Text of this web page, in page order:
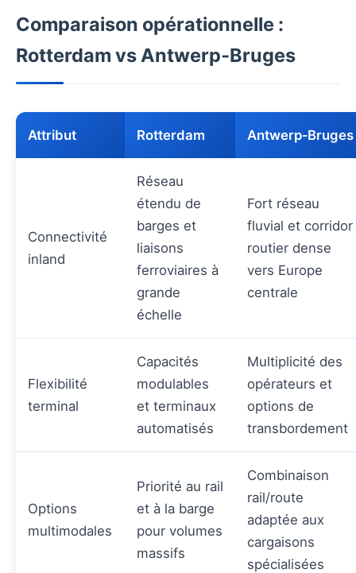
Comparaison opérationnelle :
Rotterdam vs Antwerp‑Bruges
Attribut Rotterdam Antwerp‑Bruges
Connectivité
inland
Réseau
étendu de
barges et
liaisons
ferroviaires à
grande
échelle
Fort réseau
fluvial et corridor
routier dense
vers Europe
centrale
Flexibilité
terminal
Capacités
modulables
et terminaux
automatisés
Multiplicité des
opérateurs et
options de
transbordement
Options
multimodales
Priorité au rail
et à la barge
pour volumes
massifs
Combinaison
rail/route
adaptée aux
cargaisons
spécialisées